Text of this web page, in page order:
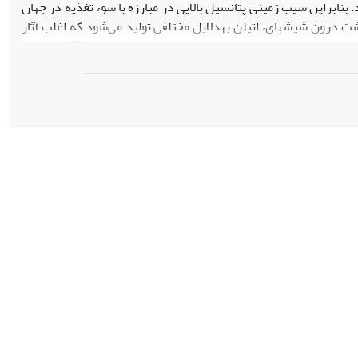
فلاوونوئید و مواد معدنی هستند. بنابراین سیب زمینی پتانسیل بالایی در مبارزه با سوء تغذیه در جهان
دارد. کشت در شیشه یکی از روش‫های جایگزین تکثیر رویشی گیاهان است. در شرایط کشت درون شیشه‫ای، اتیلن به‫دلایل مختلفی تولید می‌شود که اغلب آثار